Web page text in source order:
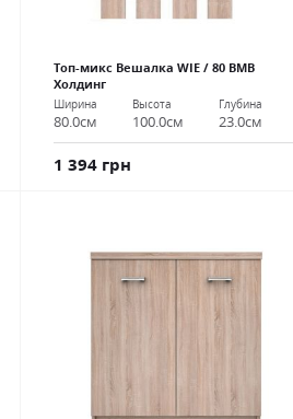
Топ-микс Вешалка WIE / 80 ВМВ
Холдинг
Ширина
80.0см
Высота
100.0см
Глубина
23.0см
1 394 грн